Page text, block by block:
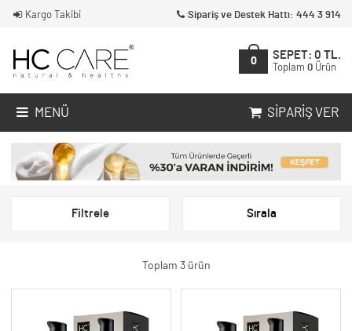
Kargo Takibi Sipariş ve Destek Hattı: 444 3 914
0
SEPET: 0 TL.
Toplam 0 Ürün
MENÜ SIPARIŞ VER
Filtrele Sırala
Toplam 3 ürün